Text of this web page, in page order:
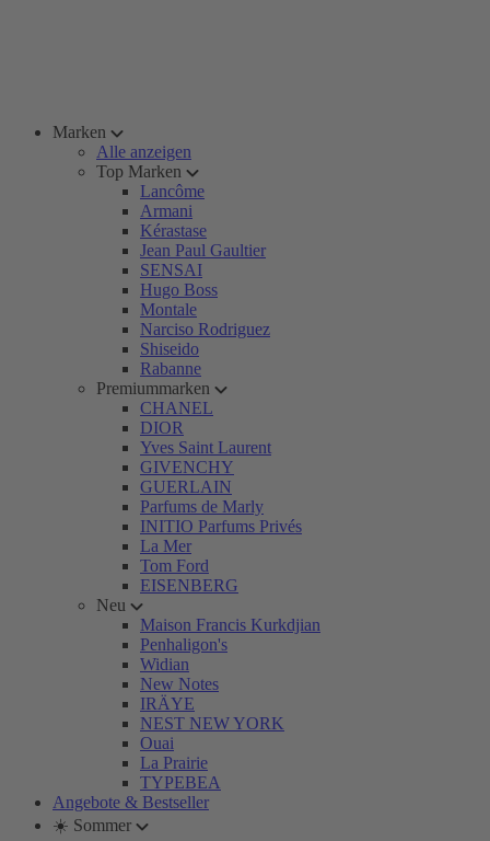
Marken
Alle anzeigen
Top Marken
Lancôme
Armani
Kérastase
Jean Paul Gaultier
SENSAI
Hugo Boss
Montale
Narciso Rodriguez
Shiseido
Rabanne
Premiummarken
CHANEL
DIOR
Yves Saint Laurent
GIVENCHY
GUERLAIN
Parfums de Marly
INITIO Parfums Privés
La Mer
Tom Ford
EISENBERG
Neu
Maison Francis Kurkdjian
Penhaligon's
Widian
New Notes
IRÄYE
NEST NEW YORK
Ouai
La Prairie
TYPEBEA
Angebote & Bestseller
☀️ Sommer